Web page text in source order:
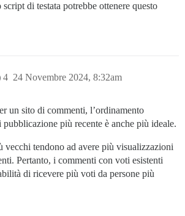
di testata potrebbe ottenere questo
24 Novembre 2024, 8:32am
4
un sito di commenti, l’ordinamento
più recente è anche più ideale.
vecchi tendono ad avere più visualizzazioni
Pertanto, i commenti con voti esistenti
di ricevere più voti da persone più